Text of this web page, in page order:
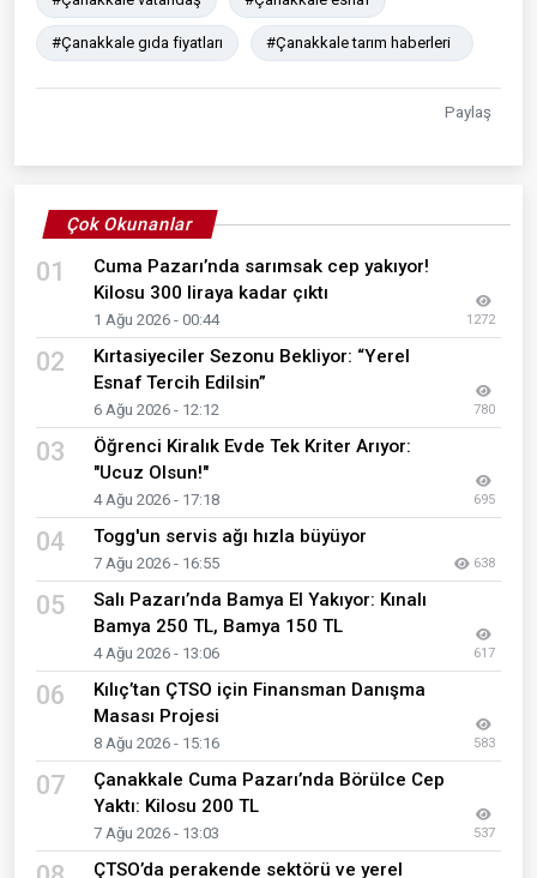
#Çanakkale gıda fiyatları #Çanakkale tarım haberleri
Paylaş
Çok Okunanlar
01
Cuma Pazarı’nda sarımsak cep yakıyor!
Kilosu 300 liraya kadar çıktı
1 Ağu 2026 - 00:44 1272
02
Kırtasiyeciler Sezonu Bekliyor: “Yerel
Esnaf Tercih Edilsin”
6 Ağu 2026 - 12:12 780
03
Öğrenci Kiralık Evde Tek Kriter Arıyor:
"Ucuz Olsun!"
4 Ağu 2026 - 17:18 695
04 Togg'un servis ağı hızla büyüyor
7 Ağu 2026 - 16:55 638
05
Salı Pazarı’nda Bamya El Yakıyor: Kınalı
Bamya 250 TL, Bamya 150 TL
4 Ağu 2026 - 13:06 617
06
Kılıç’tan ÇTSO için Finansman Danışma
Masası Projesi
8 Ağu 2026 - 15:16 583
07
Çanakkale Cuma Pazarı’nda Börülce Cep
Yaktı: Kilosu 200 TL
7 Ağu 2026 - 13:03 537
ÇTSO’da perakende sektörü ve yerel